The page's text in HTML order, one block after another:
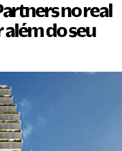
no real
do seu